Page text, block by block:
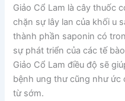
Giảo Cổ Lam là cây thuốc
chặn sự lây lan của khối u
thành phần saponin có
sự phát triển của các tế
Giảo Cổ Lam điều độ sẽ
bệnh ung thư cũng như ức
từ sớm.